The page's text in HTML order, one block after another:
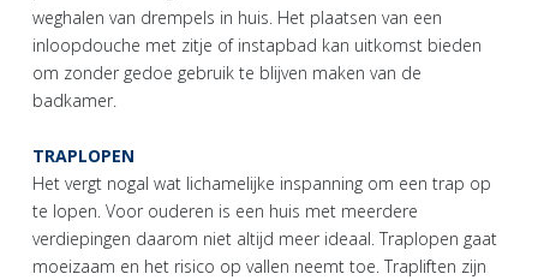
weghalen van drempels in huis. Het plaatsen van een
inloopdouche met zitje of instapbad kan uitkomst bieden
om zonder gedoe gebruik te blijven maken van de
badkamer.
TRAPLOPEN
Het vergt nogal wat lichamelijke inspanning om een trap op
te lopen. Voor ouderen is een huis met meerdere
verdiepingen daarom niet altijd meer ideaal. Traplopen gaat
moeizaam en het risico op vallen neemt toe. Trapliften zijn